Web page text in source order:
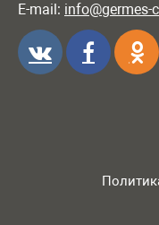
E-mail: info@germes-